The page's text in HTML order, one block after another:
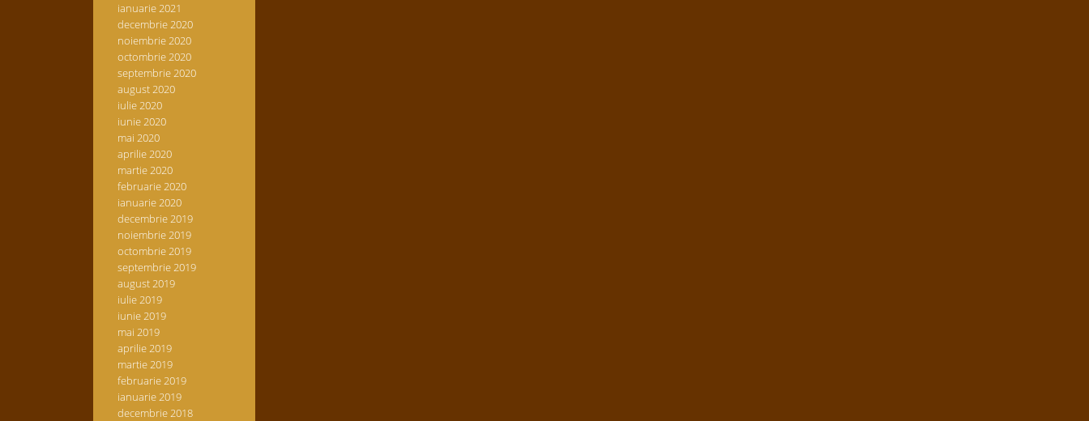
ianuarie 2021
decembrie 2020
noiembrie 2020
octombrie 2020
septembrie 2020
august 2020
iulie 2020
iunie 2020
mai 2020
aprilie 2020
martie 2020
februarie 2020
ianuarie 2020
decembrie 2019
noiembrie 2019
octombrie 2019
septembrie 2019
august 2019
iulie 2019
iunie 2019
mai 2019
aprilie 2019
martie 2019
februarie 2019
ianuarie 2019
decembrie 2018